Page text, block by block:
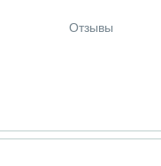
Отзывы